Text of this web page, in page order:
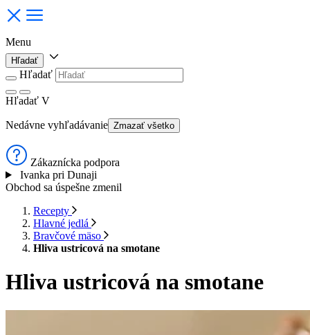
Menu
Hľadať
Hľadať
Hľadať V
Nedávne vyhľadávanie Zmazať všetko
Zákaznícka podpora
Ivanka pri Dunaji
Obchod sa úspešne zmenil
Recepty
Hlavné jedlá
Bravčové mäso
Hliva ustricová na smotane
Hliva ustricová na smotane